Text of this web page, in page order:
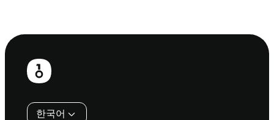
보
한국어